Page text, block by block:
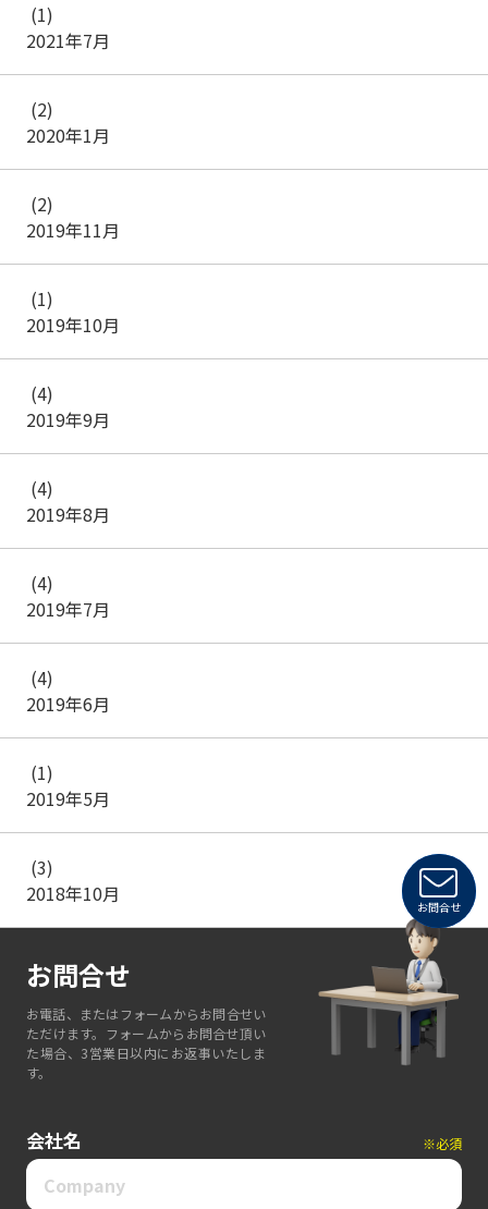
2021年7月
(1)
2020年1月
(2)
2019年11月
(2)
2019年10月
(1)
2019年9月
(4)
2019年8月
(4)
2019年7月
(4)
2019年6月
(4)
2019年5月
(1)
2018年10月
(3)
お問合せ
お問合せ
お電話、またはフォームからお問合せい
ただけます。フォームからお問合せ頂い
た場合、3営業日以内にお返事いたしま
す。
会社名 ※必須